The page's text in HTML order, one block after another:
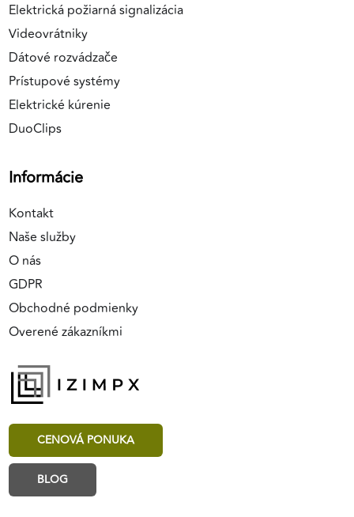
Elektrická požiarná signalizácia
Videovrátniky
Dátové rozvádzače
Prístupové systémy
Elektrické kúrenie
DuoClips
Informácie
Kontakt
Naše služby
O nás
GDPR
Obchodné podmienky
Overené zákazníkmi
CENOVÁ PONUKA
BLOG